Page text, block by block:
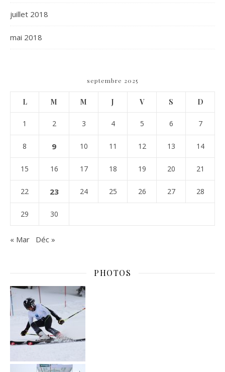
juillet 2018
mai 2018
septembre 2025
L M M J V S D
1 2 3 4 5 6 7
8 9 10 11 12 13 14
15 16 17 18 19 20 21
22 23 24 25 26 27 28
29 30
« Mar Déc »
PHOTOS